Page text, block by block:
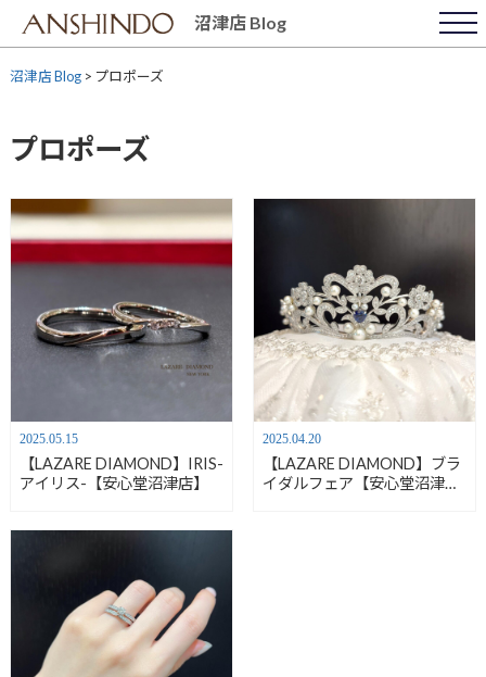
content
沼津店 Blog
沼津店 Blog> プロポーズ
プロポーズ
2025.05.15
【LAZARE DIAMOND】IRIS-
アイリス-【安心堂沼津店】
2025.04.20
【LAZARE DIAMOND】ブラ
イダルフェア【安心堂沼津